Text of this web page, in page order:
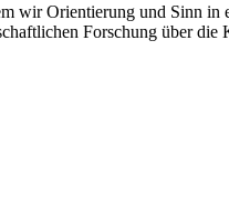
wir Orientierung und Sinn in
Forschung über